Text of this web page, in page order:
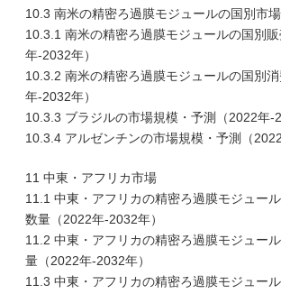
10.3 南米の精密ろ過膜モジュールの国別市
10.3.1 南米の精密ろ過膜モジュールの国別
年-2032年）
10.3.2 南米の精密ろ過膜モジュールの国別
年-2032年）
10.3.3 ブラジルの市場規模・予測（2022年-
10.3.4 アルゼンチンの市場規模・予測（
11 中東・アフリカ市場
11.1 中東・アフリカの精密ろ過膜モジュー
数量（2022年-2032年）
11.2 中東・アフリカの精密ろ過膜モジュー
量（2022年-2032年）
11.3 中東・アフリカの精密ろ過膜モジュー